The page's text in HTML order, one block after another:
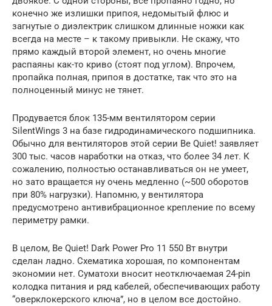
конечно же излишки припоя, недомытый флюс и
загнутые о диэлектрик слишком длинные ножки как
всегда на месте – к такому привыкли. Не скажу, что
прямо каждый второй элемент, но очень многие
распаяны как-то криво (стоят под углом). Впрочем,
пропайка полная, припоя в достатке, так что это на
полноценный минус не тянет.
Продувается блок 135-мм вентилятором серии
SilentWings 3 на базе гидродинамического подшипника.
Обычно для вентиляторов этой серии Be Quiet! заявляет
300 тыс. часов наработки на отказ, что более 34 лет. К
сожалению, полностью останавливаться он не умеет,
но зато вращается ну очень медленно (~500 оборотов
при 80% нагрузки). Напомню, у вентилятора
предусмотрено антивибрационное крепление по всему
периметру рамки.
В целом, Be Quiet! Dark Power Pro 11 550 Вт внутри
сделан ладно. Схематика хорошая, по компонентам
экономии нет. Суматохи вносит неотключаемая 24-pin
колодка питания и ряд кабелей, обеспечивающих работу
“оверклокерского ключа”, но в целом все достойно.